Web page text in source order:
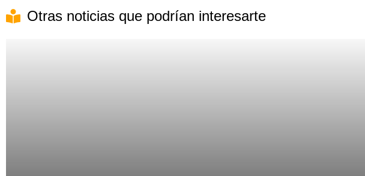
Otras noticias que podrían interesarte